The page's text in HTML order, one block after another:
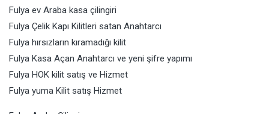
Fulya ev Araba kasa çilingiri
Fulya Çelik Kapı Kilitleri satan Anahtarcı
Fulya hırsızların kıramadığı kilit
Fulya Kasa Açan Anahtarcı ve yeni şifre yapımı
Fulya HOK kilit satış ve Hizmet
Fulya yuma Kilit satış Hizmet